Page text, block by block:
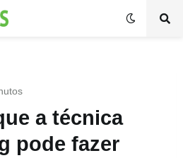
a técnica
pode fazer